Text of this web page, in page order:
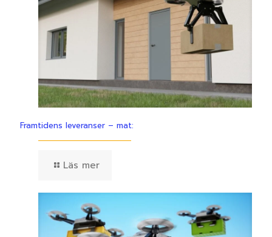
Framtidens leveranser – mat:
Läs mer